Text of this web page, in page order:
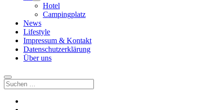
Menü
öffnen
Hotel
Campingplatz
News
Lifestyle
Impressum & Kontakt
Datenschutzerklärung
Über uns
Suchen